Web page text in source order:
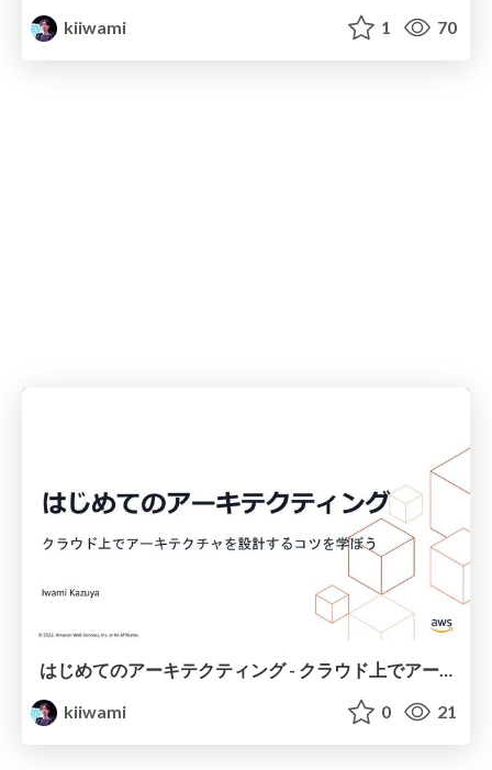
kiiwami
1 70
kiiwami
0 21